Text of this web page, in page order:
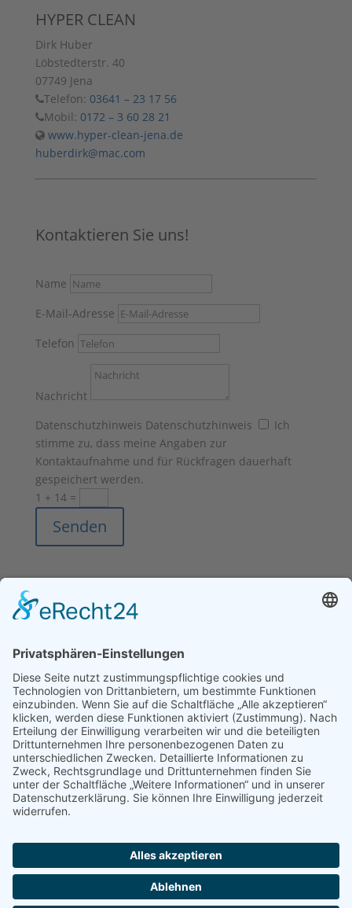
HYPER CLEAN
Dirk Huber
Löbstedterstr. 40
07749 Jena
Telefon: 03641 – 23 17 56
Mobil: 0172 – 3 60 28 21
www.hyper-clean-jena.de
huberdirk@mac.com
Kontaktieren Sie uns!
Name
E-Mail-Adresse
Telefon
Nachricht
Datenschutzhinweis Datenschutzhinweis
Ich
stimme zu, dass meine Angaben zur
Kontaktaufnahme und für Rückfragen dauerhaft
gespeichert werden.
1 + 14=
Senden
Zustimmung, um den
Google Maps-Service zu
laden!
Wir verwenden einen Service eines
Drittanbieters, um Karteninhalte
einzubetten. Dieser Service kann
Daten zu Ihren Aktivitäten sammeln.
Bitte lesen Sie die Details durch und
stimmen Sie der Nutzung des
anzuzeigen.
Mehr Informationen